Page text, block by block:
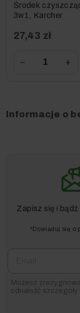
przemysłowych.
piany, co pozwala
jednotarczowych
dużych parkingach,
restauracyjnych
brudem
rozpuszcza
typowe
samochodowe
środka pozwala
Środek
3w1, Karcher
27,43 zł
− +
Informacje o
Zapisz się i
*Dowiaduj się o
Możesz
odnaleźć szczegóły